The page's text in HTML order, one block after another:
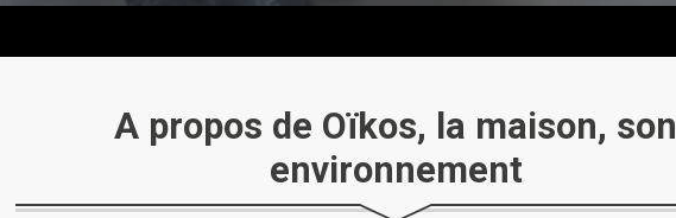
A propos de Oïkos, la maison, son
environnement